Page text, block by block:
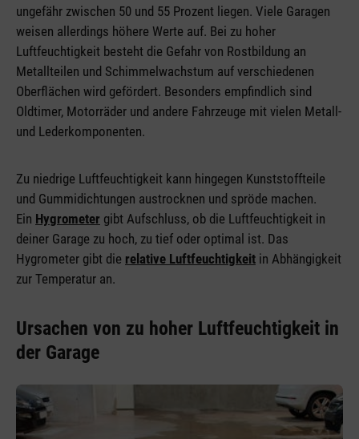
ungefähr zwischen 50 und 55 Prozent liegen. Viele Garagen
weisen allerdings höhere Werte auf. Bei zu hoher
Luftfeuchtigkeit besteht die Gefahr von Rostbildung an
Metallteilen und Schimmelwachstum auf verschiedenen
Oberflächen wird gefördert. Besonders empfindlich sind
Oldtimer, Motorräder und andere Fahrzeuge mit vielen Metall-
und Lederkomponenten.
Zu niedrige Luftfeuchtigkeit kann hingegen Kunststoffteile
und Gummidichtungen austrocknen und spröde machen.
Ein Hygrometer gibt Aufschluss, ob die Luftfeuchtigkeit in
deiner Garage zu hoch, zu tief oder optimal ist. Das
Hygrometer gibt die relative Luftfeuchtigkeit in Abhängigkeit
zur Temperatur an.
Ursachen von zu hoher Luftfeuchtigkeit in
der Garage